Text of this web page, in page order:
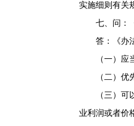
实施细则有关
七、问：《
答：《办法
（一）应当
（二）优先
（三）可以
业利润或者价